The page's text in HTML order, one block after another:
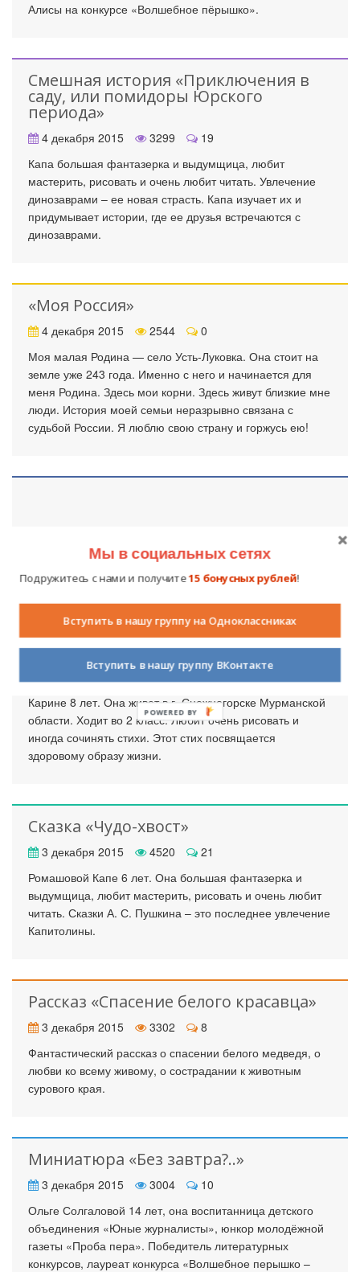
Алисы на конкурсе «Волшебное пёрышко».
Смешная история «Приключения в
саду, или помидоры Юрского
периода»
4 декабря 2015 3299
19
Капа большая фантазерка и выдумщица, любит
мастерить, рисовать и очень любит читать. Увлечение
динозаврами – ее новая страсть. Капа изучает их и
придумывает истории, где ее друзья встречаются с
динозаврами.
«Моя Россия»
4 декабря 2015 2544
0
Моя малая Родина — село Усть-Луковка. Она стоит на
земле уже 243 года. Именно с него и начинается для
меня Родина. Здесь мои корни. Здесь живут близкие мне
люди. История моей семьи неразрывно связана с
судьбой России. Я люблю свою страну и горжусь ею!
Стихотворение «Здоровый образ
жизни»
4 декабря 2015 3230
Карине 8 лет. Она живет в г. Снежногорске Мурманской
области. Ходит во 2 класс. Любит очень рисовать и
иногда сочинять стихи. Этот стих посвящается
здоровому образу жизни.
Сказка «Чудо-хвост»
3 декабря 2015 4520
21
Ромашовой Капе 6 лет. Она большая фантазерка и
выдумщица, любит мастерить, рисовать и очень любит
читать. Сказки А. С. Пушкина – это последнее увлечение
Капитолины.
Рассказ «Спасение белого красавца»
3 декабря 2015 3302
8
Фантастический рассказ о спасении белого медведя, о
любви ко всему живому, о сострадании к животным
сурового края.
Миниатюра «Без завтра?..»
3 декабря 2015 3004
10
Ольге Солгаловой 14 лет, она воспитанница детского
объединения «Юные журналисты», юнкор молодёжной
газеты «Проба пера». Победитель литературных
конкурсов, лауреат конкурса «Волшебное перышко –
Мы в социальных сетях
Подружитесь с нами и получите15 бонусных рублей!
Вступить в нашу группу на Одноклассниках
Вступить в нашу группу ВКонтакте
POWERED BY